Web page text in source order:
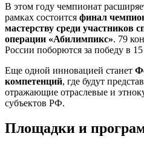
В этом году чемпионат
рамках состоится финал
мастерству среди участников
операции «Абилимпикс». 79
России поборются за победу в
Еще одной инновацией станет
компетенций, где будут
отражающие отраслевые и
субъектов РФ.
Площадки и